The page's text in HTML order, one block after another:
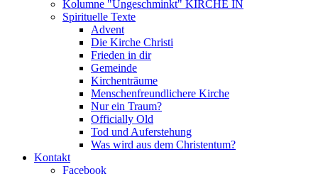
Kolumne "Ungeschminkt" KIRCHE IN
Spirituelle Texte
Advent
Die Kirche Christi
Frieden in dir
Gemeinde
Kirchenträume
Menschenfreundlichere Kirche
Nur ein Traum?
Officially Old
Tod und Auferstehung
Was wird aus dem Christentum?
Kontakt
Facebook